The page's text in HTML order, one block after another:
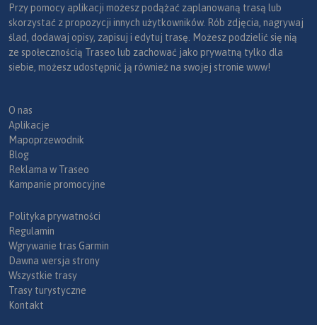
Przy pomocy aplikacji możesz podążać zaplanowaną trasą lub
skorzystać z propozycji innych użytkowników. Rób zdjęcia, nagrywaj
ślad, dodawaj opisy, zapisuj i edytuj trasę. Możesz podzielić się nią
ze społecznością Traseo lub zachować jako prywatną tylko dla
siebie, możesz udostępnić ją również na swojej stronie www!
O nas
Aplikacje
Mapoprzewodnik
Blog
Reklama w Traseo
Kampanie promocyjne
Polityka prywatności
Regulamin
Wgrywanie tras Garmin
Dawna wersja strony
Wszystkie trasy
Trasy turystyczne
Kontakt